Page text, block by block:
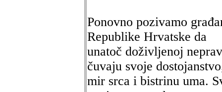
Ponovno pozivamo
Republike Hrvatske da
unatoč doživljenoj
čuvaju svoje
mir srca i bistrinu uma.